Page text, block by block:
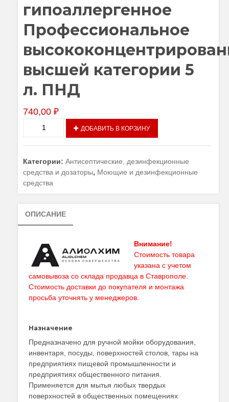
гипоаллергенное
Профессиональное
высшей категории 5
л. ПНД
740,00 ₽
HELPER
-
ЭКО,
БИО,
ПНД
ДОБАВИТЬ В КОРЗИНУ
Категории: Антисептические, дезинфекционные
средства и дозаторы, Моющие и дезинфекционные
средства
ОПИСАНИЕ
Внимание!
Стоимость товара
указана с учетом
самовывоза со склада продавца в Ставрополе.
Стоимость доставки до покупателя и монтажа
просьба уточнять у менеджеров
Назначение
Предназначено для ручной мойки оборудования,
инвентаря, посуды, поверхностей столов, тары на
предприятиях пищевой промышленности и
предприятиях общественного питания.
Применяется для мытья любых твердых
поверхностей в общественных помещениях